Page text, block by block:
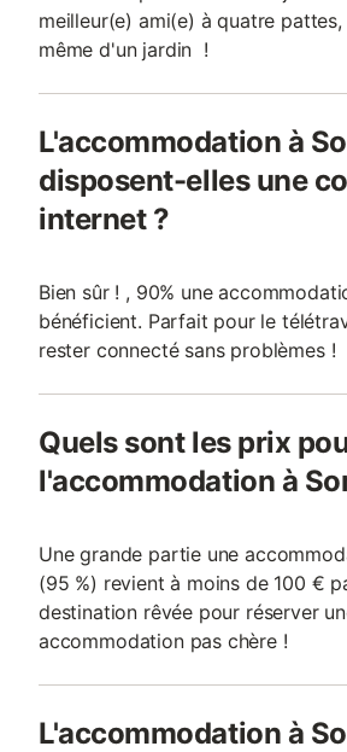
meilleur(e) ami(e) à quatre
même d'un jardin !
L'accommodation à
disposent-elles une
internet ?
Bien sûr ! , 90% une
bénéficient. Parfait pour le
rester connecté sans problèmes !
Quels sont les prix
l'accommodation à
Une grande partie une
(95 %) revient à moins de 100 €
destination rêvée pour réserver
accommodation pas chère !
L'accommodation à